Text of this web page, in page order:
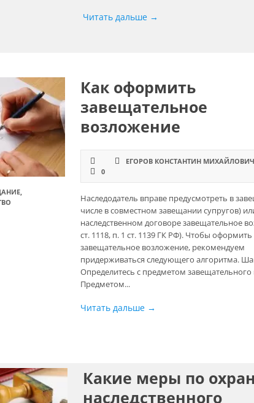
Читать дальше →
,
Как оформить
завещательное
возложение
ЕГОРОВ КОНСТАНТИН МИХАЙЛОВИЧ
0
Наследодатель вправе предусмотреть в
числе в совместном завещании супругов)
наследственном договоре завещательное
ст. 1118, п. 1 ст. 1139 ГК РФ). Чтобы оформить
завещательное возложение, рекомендуем
придерживаться следующего алгоритма.
Определитесь с предметом
Предметом...
Читать дальше →
Какие меры по
наследственного